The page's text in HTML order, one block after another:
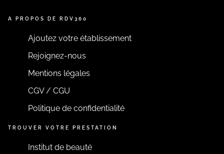
A PROPOS DE RDV360
Ajoutez votre établissement
Rejoignez-nous
Mentions légales
CGV / CGU
Politique de confidentialité
TROUVER VOTRE PRESTATION
Institut de beauté